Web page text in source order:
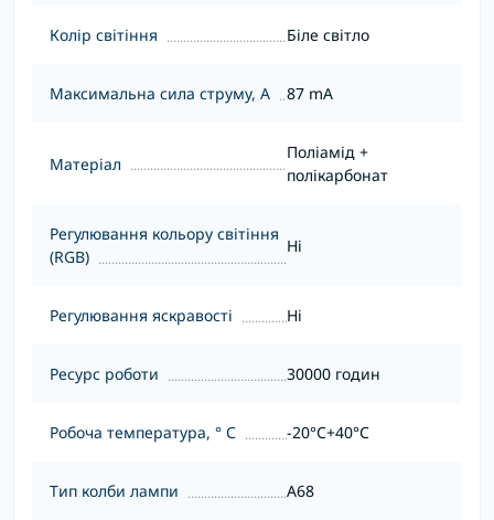
Колір світіння Біле світло
Максимальна сила струму, А 87 mA
Матеріал
Поліамід +
полікарбонат
Регулювання кольору світіння
(RGB)
Ні
Регулювання яскравості Ні
Ресурс роботи 30000 годин
Робоча температура, ° С -20°C+40°C
Тип колби лампи А68